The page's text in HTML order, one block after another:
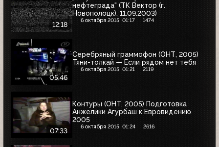
12:18
нефтеграда" (ТК Вектор (г.
Новополоцк), 11.09.2003)
6 октября 2015, 01:17 1474
05:46
Серебряный граммофон (ОНТ, 2005)
Тяни-толкай — Если рядом нет тебя
6 октября 2015, 01:21 2119
07:33
Контуры (ОНТ, 2005) Подготовка
Анжелики Агурбаш к Евровидению
2005
6 октября 2015, 01:24 2616